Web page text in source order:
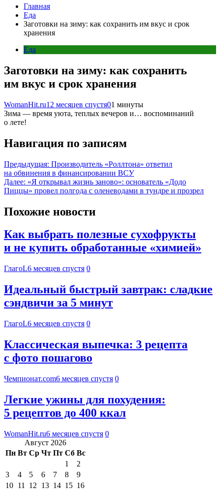
Главная
Еда
Заготовки на зиму: как сохранить им вкус и срок
хранения
Еда
Заготовки на зиму: как сохранить
им вкус и срок хранения
WomanHit.ru12 месяцев спустя01 минуты
Зима — время уюта, теплых вечеров и… воспоминаний
о лете!
Навигация по записям
Предыдущая: Производитель «Роллтона» ответил
на обвинения в финансировании ВСУ
Далее: «Я открывал жизнь заново»: основатель «Додо
Пиццы» провел полгода с оленеводами в тундре и прозрел
Похожие новости
Как выбрать полезные сухофрукты
и не купить обработанные «химией»
ГлагоL6 месяцев спустя 0
Идеальный быстрый завтрак: сладкие
сэндвичи за 5 минут
ГлагоL6 месяцев спустя 0
Классическая выпечка: 3 рецепта
с фото пошагово
Чемпионат.com6 месяцев спустя 0
Легкие ужины для похудения:
5 рецептов до 400 ккал
WomanHit.ru6 месяцев спустя 0
Август 2026
Пн Вт Ср Чт Пт Сб Вс
1
2
3
4 5 6 7 8
9
10 11 12 13 14 15 16